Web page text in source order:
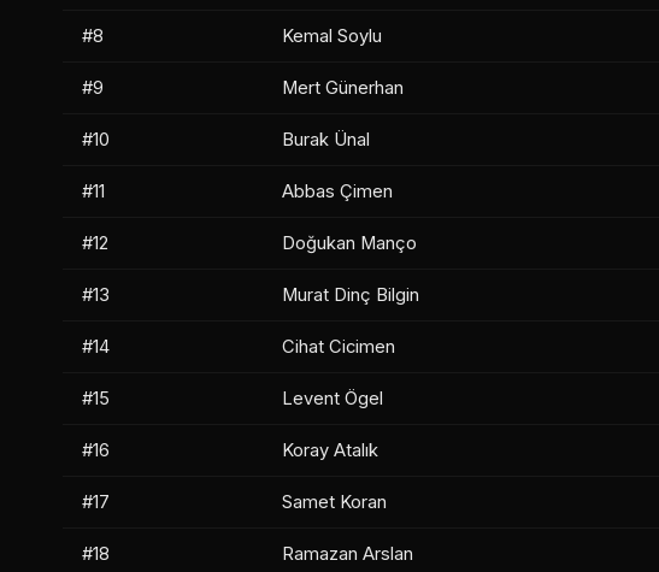
#8 Kemal Soylu
#9 Mert Günerhan
#10 Burak Ünal
#11 Abbas Çimen
#12 Doğukan Manço
#13 Murat Dinç Bilgin
#14 Cihat Cicimen
#15 Levent Ögel
#16 Koray Atalık
#17 Samet Koran
#18 Ramazan Arslan